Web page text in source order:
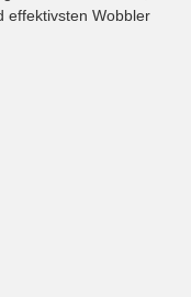
effektivsten Wobbler